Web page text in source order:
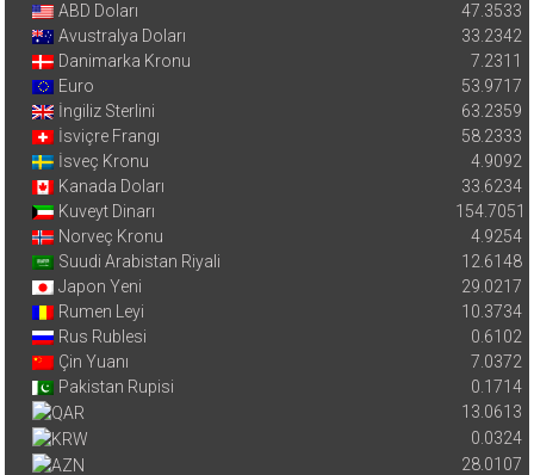
ABD Doları
47.3533
Avustralya Doları
33.2342
Danimarka Kronu
7.2311
Euro
53.9717
İngiliz Sterlini
63.2359
İsviçre Frangı
58.2333
İsveç Kronu
4.9092
Kanada Doları
33.6234
Kuveyt Dinarı
154.7051
Norveç Kronu
4.9254
Suudi Arabistan Riyali
12.6148
Japon Yeni
29.0217
Rumen Leyi
10.3734
Rus Rublesi
0.6102
Çin Yuanı
7.0372
Pakistan Rupisi
0.1714
13.0613
0.0324
28.0107